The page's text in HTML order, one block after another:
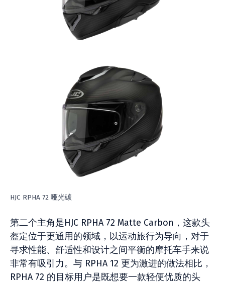
HJC RPHA 72 哑光碳
第二个主角是HJC RPHA 72 Matte Carbon，这款头
盔定位于更通用的领域，以运动旅行为导向，对于
寻求性能、舒适性和设计之间平衡的摩托车手来说
非常有吸引力。与 RPHA 12 更为激进的做法相比，
RPHA 72 的目标用户是既想要一款轻便优质的头